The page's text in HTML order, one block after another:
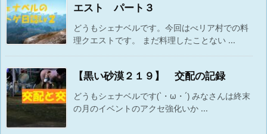
エスト パート３
どうもシェナベルです。今回はべリア村での料
理クエストです。 まだ料理したことない ...
【黒い砂漠２１９】 交配の記録
どうもシェナベルです(`・ω・´) みなさんは終末
の月のイベントのアクセ強化いか ...